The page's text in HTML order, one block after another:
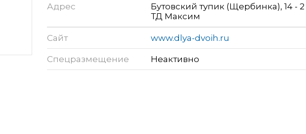
Адрес
Бутовский тупик (Щербинка), 14 - 2
ТД Максим
Сайт www.dlya-dvoih.ru
Спецразмещение Неактивно